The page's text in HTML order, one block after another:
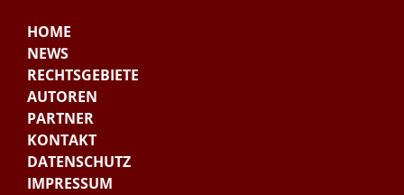
HOME
NEWS
RECHTSGEBIETE
AUTOREN
PARTNER
KONTAKT
DATENSCHUTZ
IMPRESSUM